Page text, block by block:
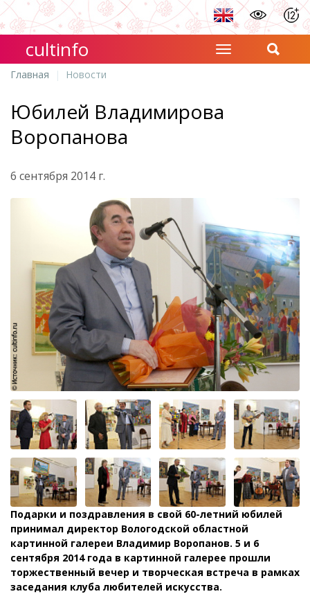
cultinfo
Главная Новости
Юбилей Владимирова
Воропанова
6 сентября 2014 г.
Подарки и поздравления в свой 60-летний юбилей
принимал директор Вологодской областной
картинной галереи Владимир Воропанов. 5 и 6
сентября 2014 года в картинной галерее прошли
торжественный вечер и творческая встреча в рамках
заседания клуба любителей искусства.